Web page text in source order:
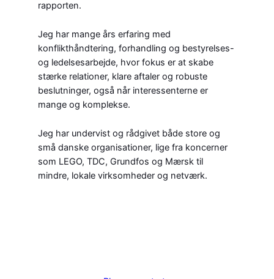
rapporten.
Jeg har mange års erfaring med
konflikthåndtering, forhandling og bestyrelses-
og ledelsesarbejde, hvor fokus er at skabe
stærke relationer, klare aftaler og robuste
beslutninger, også når interessenterne er
mange og komplekse.
Jeg har undervist og rådgivet både store og
små danske organisationer, lige fra koncerner
som LEGO, TDC, Grundfos og Mærsk til
mindre, lokale virksomheder og netværk.